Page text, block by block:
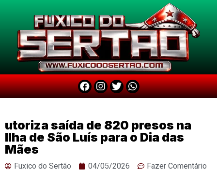
utoriza saída de 820 presos na
Ilha de São Luís para o Dia das
Mães
Fuxico do Sertão 04/05/2026 Fazer Comentário